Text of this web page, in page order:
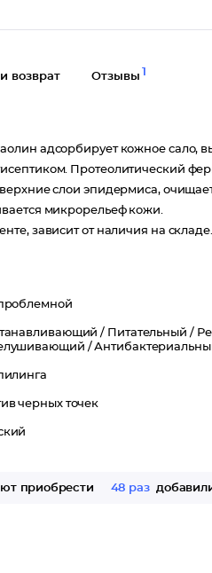
возврат Отзывы 1
адсорбирует кожное сало,
Протеолитический
слои эпидермиса,
микрорельеф кожи.
зависит от наличия на складе.
/ Питательный /
/
черных точек
приобрести 48 раз